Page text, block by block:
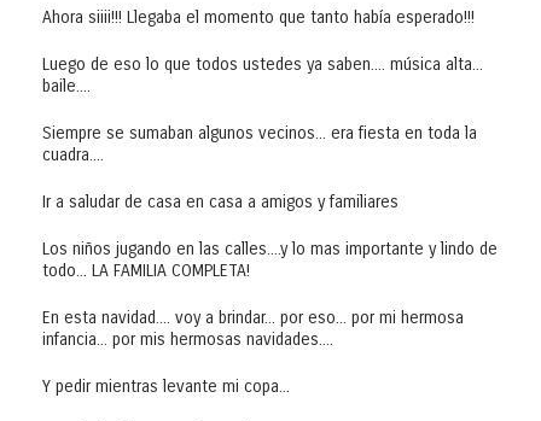
Ahora siiii!!! Llegaba el momento que tanto había esperado!!!
Luego de eso lo que todos ustedes ya saben.... música alta...
baile....
Siempre se sumaban algunos vecinos... era fiesta en toda la
cuadra....
Ir a saludar de casa en casa a amigos y familiares
Los niños jugando en las calles....y lo mas importante y lindo de
todo... LA FAMILIA COMPLETA!
En esta navidad.... voy a brindar... por eso... por mi hermosa
infancia... por mis hermosas navidades....
Y pedir mientras levante mi copa...